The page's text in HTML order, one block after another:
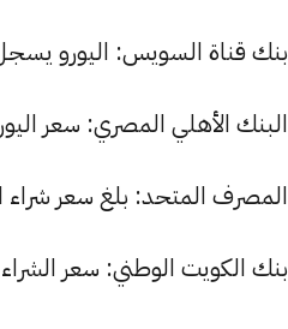
بنك قناة السويس: اليورو يسجل 53.88 جنيها للشراء و 54.20 جنيها
البنك الأهلي المصري: سعر اليورو للشراء هو 53.88
المصرف المتحد: بلغ سعر شراء اليورو 53.61 جنيها، وسعر البيع
بنك الكويت الوطني: سعر الشراء لعملة اليورو هو 54.35